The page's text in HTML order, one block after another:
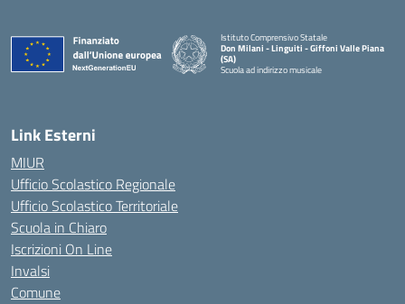
Istituto Comprensivo Statale
Don Milani - Linguiti - Giffoni Valle Piana
(SA)
Scuola ad indirizzo musicale
Link Esterni
MIUR
Ufficio Scolastico Regionale
Ufficio Scolastico Territoriale
Scuola in Chiaro
Iscrizioni On Line
Invalsi
Comune